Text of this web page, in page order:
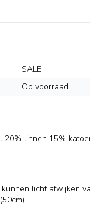
SALE
Op voorraad
20% linnen 15%
licht afwijken